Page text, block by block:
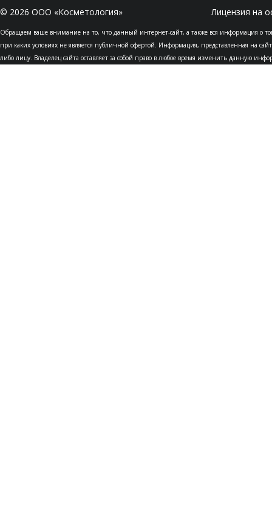
© 2026 ООО «Косметология» Лицензия на
Обращаем ваше внимание на то, что данный интернет-сайт, а также вся информация о
при каких условиях не является публичной офертой. Информация, представленная на
либо лицу. Владелец сайта оставляет за собой право в любое время изменить данную